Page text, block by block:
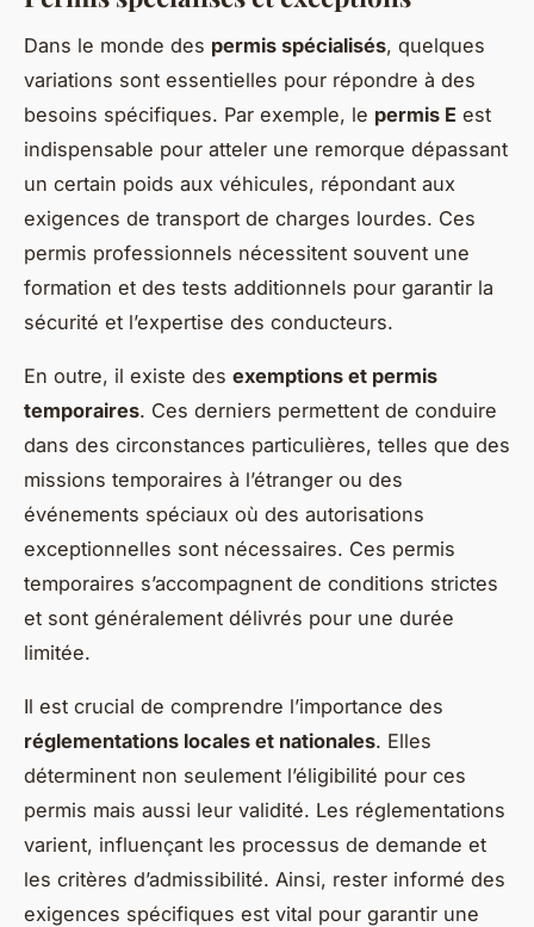
Dans le monde des permis spécialisés, quelques
variations sont essentielles pour répondre à des
besoins spécifiques. Par exemple, le permis E est
indispensable pour atteler une remorque dépassant
un certain poids aux véhicules, répondant aux
exigences de transport de charges lourdes. Ces
permis professionnels nécessitent souvent une
formation et des tests additionnels pour garantir la
sécurité et l’expertise des conducteurs.
En outre, il existe des exemptions et permis
temporaires. Ces derniers permettent de conduire
dans des circonstances particulières, telles que des
missions temporaires à l’étranger ou des
événements spéciaux où des autorisations
exceptionnelles sont nécessaires. Ces permis
temporaires s’accompagnent de conditions strictes
et sont généralement délivrés pour une durée
limitée.
Il est crucial de comprendre l’importance des
réglementations locales et nationales. Elles
déterminent non seulement l’éligibilité pour ces
permis mais aussi leur validité. Les réglementations
varient, influençant les processus de demande et
les critères d’admissibilité. Ainsi, rester informé des
exigences spécifiques est vital pour garantir une